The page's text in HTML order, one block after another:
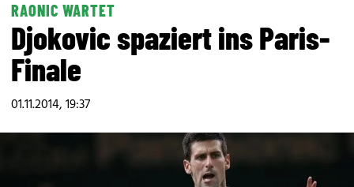
RAONIC WARTET
Djokovic spaziert ins Paris-
Finale
01.11.2014, 19:37